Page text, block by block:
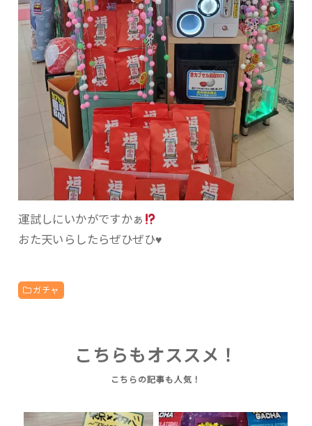
運試しにいかがですかぁ
おた天いらしたらぜひぜひ♥️
ガチャ
こちらもオススメ！